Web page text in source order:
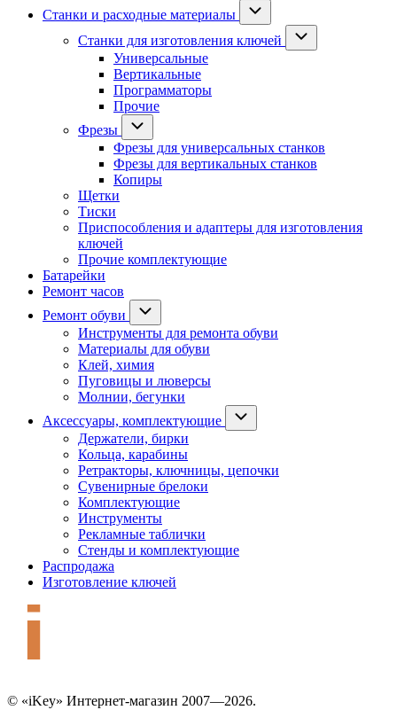
Станки и расходные материалы
Станки для изготовления ключей
Универсальные
Вертикальные
Программаторы
Прочие
Фрезы
Фрезы для универсальных станков
Фрезы для вертикальных станков
Копиры
Щетки
Тиски
Приспособления и адаптеры для изготовления
ключей
Прочие комплектующие
Батарейки
Ремонт часов
Ремонт обуви
Инструменты для ремонта обуви
Материалы для обуви
Клей, химия
Пуговицы и люверсы
Молнии, бегунки
Аксессуары, комплектующие
Держатели, бирки
Кольца, карабины
Ретракторы, ключницы, цепочки
Сувенирные брелоки
Комплектующие
Инструменты
Рекламные таблички
Стенды и комплектующие
Распродажа
Изготовление ключей
© «iKey» Интернет-магазин 2007—2026.